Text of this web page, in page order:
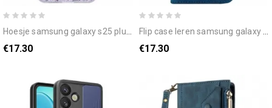
hoesje samsung galaxy s25 plus 5g pailletten en vlinders
€17.30
flip case leren samsung galaxy s25 plus 5g roze suède-effect
€17.30